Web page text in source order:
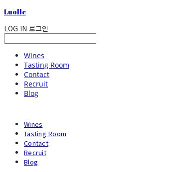
Luolle
LOG IN 로그인
Wines
Tasting Room
Contact
Recruit
Blog
Wines
Tasting Room
Contact
Recruit
Blog